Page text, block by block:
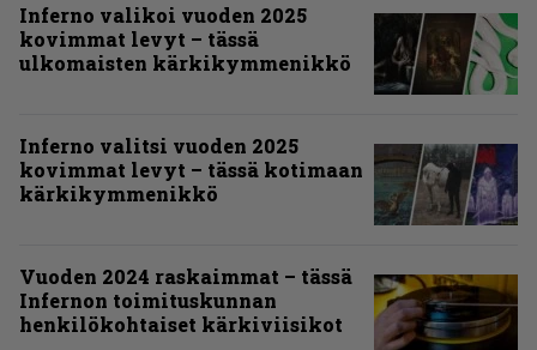
Inferno valikoi vuoden 2025
kovimmat levyt – tässä
ulkomaisten kärkikymmenikkö
Inferno valitsi vuoden 2025
kovimmat levyt – tässä kotimaan
kärkikymmenikkö
Vuoden 2024 raskaimmat – tässä
Infernon toimituskunnan
henkilökohtaiset kärkiviisikot